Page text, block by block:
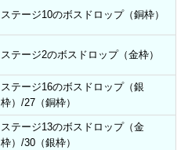
ステージ10のボスドロップ（銅枠）
ステージ2のボスドロップ（金枠）
ステージ16のボスドロップ（銀
枠）/27（銅枠）
ステージ13のボスドロップ（金
枠）/30（銀枠）